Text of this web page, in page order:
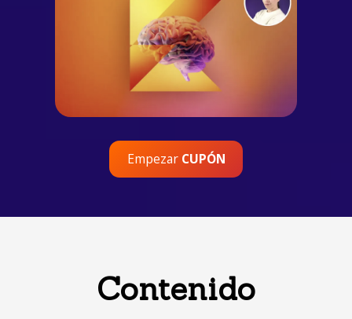
EmpezarCUPÓN
Contenido